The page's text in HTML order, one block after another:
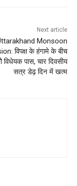
Next article
Monsoon
विपक्ष के हंगामे के बीच
पास, चार दिवसीय
सत्र डेढ़ दिन में खत्म